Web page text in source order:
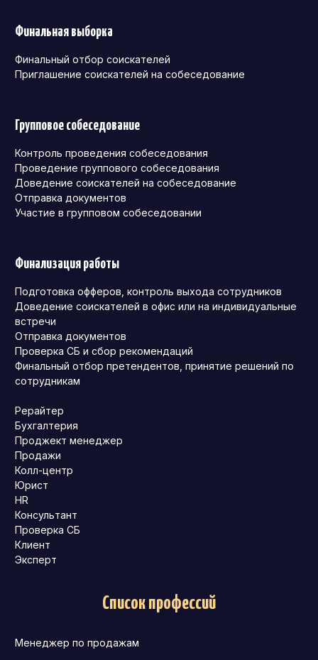
Финальная выборка
Финальный отбор соискателей
Приглашение соискателей на собеседование
Групповое собеседование
Контроль проведения собеседования
Проведение группового собеседования
Доведение соискателей на собеседование
Отправка документов
Участие в групповом собеседовании
Финализация работы
Подготовка офферов, контроль выхода сотрудников
Доведение соискателей в офис или на индивидуальные
встречи
Отправка документов
Проверка СБ и сбор рекомендаций
Финальный отбор претендентов, принятие решений по
сотрудникам
Рерайтер
Бухгалтерия
Проджект менеджер
Продажи
Колл-центр
Юрист
HR
Консультант
Проверка СБ
Клиент
Эксперт
Список профессий
Менеджер по продажам